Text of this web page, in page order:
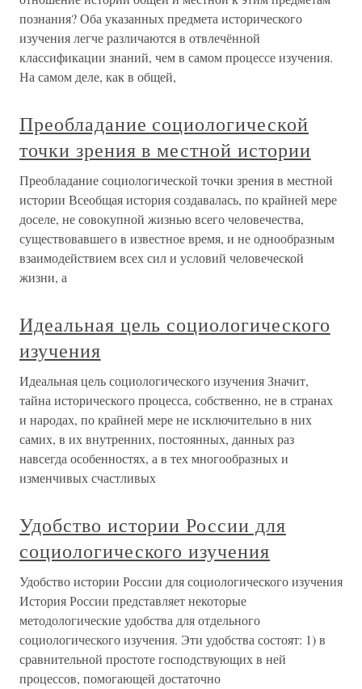
познания? Оба указанных предмета исторического
изучения легче различаются в отвлечённой
классификации знаний, чем в самом процессе изучения.
На самом деле, как в общей,
Преобладание социологической
точки зрения в местной истории
Преобладание социологической точки зрения в местной
истории Всеобщая история создавалась, по крайней мере
доселе, не совокупной жизнью всего человечества,
существовавшего в известное время, и не однообразным
взаимодействием всех сил и условий человеческой
жизни, а
Идеальная цель социологического
изучения
Идеальная цель социологического изучения Значит,
тайна исторического процесса, собственно, не в странах
и народах, по крайней мере не исключительно в них
самих, в их внутренних, постоянных, данных раз
навсегда особенностях, а в тех многообразных и
изменчивых счастливых
Удобство истории России для
социологического изучения
Удобство истории России для социологического изучения
История России представляет некоторые
методологические удобства для отдельного
социологического изучения. Эти удобства состоят: 1) в
сравнительной простоте господствующих в ней
процессов, помогающей достаточно